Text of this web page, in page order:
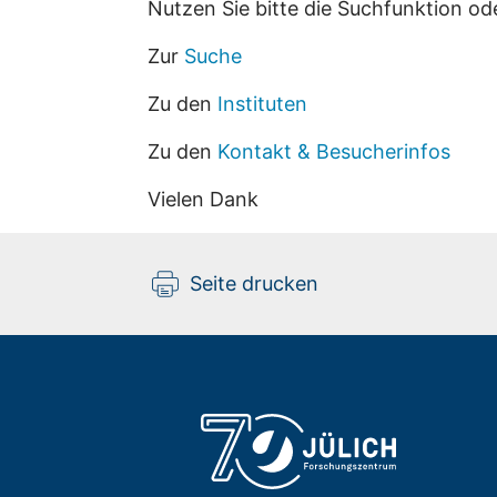
Nutzen Sie bitte die Suchfunktion
Zur Suche
Zu den Instituten
Zu den Kontakt & Besucherinfos
Vielen Dank
Seite drucken